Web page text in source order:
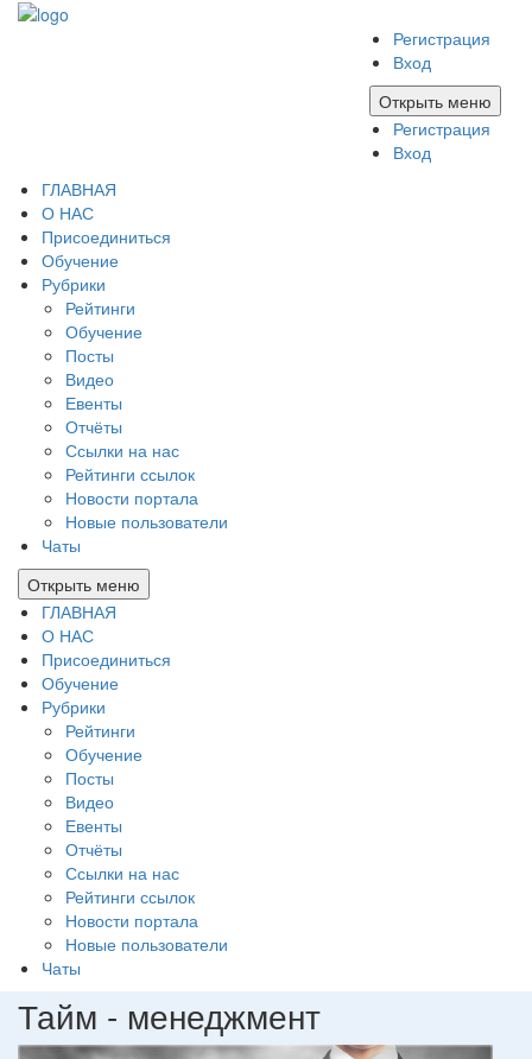
Регистрация
Вход
Открыть меню
Регистрация
Вход
ГЛАВНАЯ
О НАС
Присоединиться
Обучение
Рубрики
Рейтинги
Обучение
Посты
Видео
Евенты
Отчёты
Ссылки на нас
Рейтинги ссылок
Новости портала
Новые пользователи
Чаты
Открыть меню
ГЛАВНАЯ
О НАС
Присоединиться
Обучение
Рубрики
Рейтинги
Обучение
Посты
Видео
Евенты
Отчёты
Ссылки на нас
Рейтинги ссылок
Новости портала
Новые пользователи
Чаты
Тайм - менеджмент